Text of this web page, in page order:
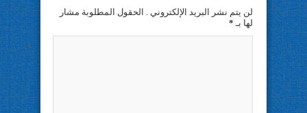
لن يتم نشر البريد الإلكتروني . الحقول المطلوبة مشار
لها بـ *